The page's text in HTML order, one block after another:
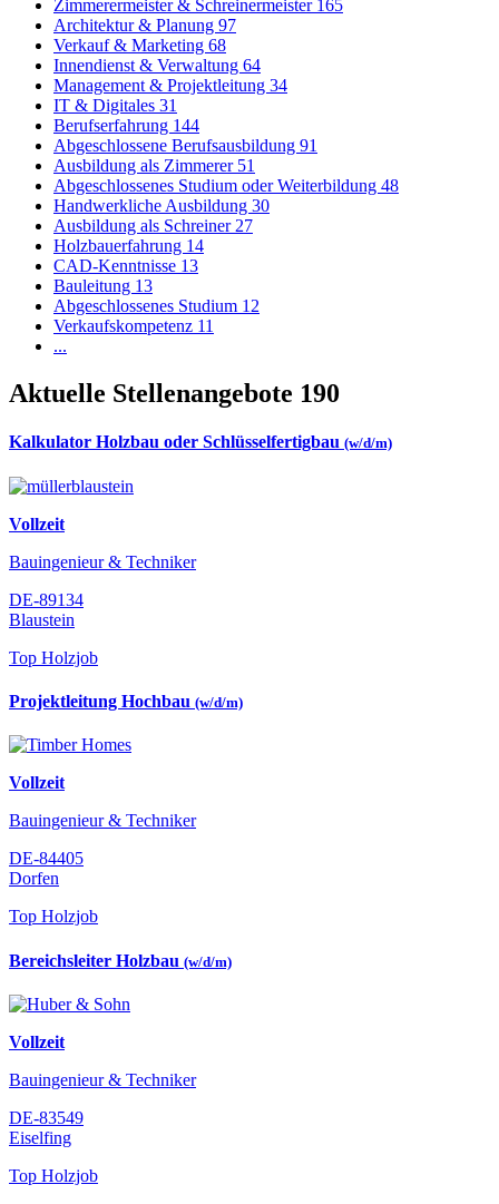
Zimmerermeister & Schreinermeister 165
Architektur & Planung 97
Verkauf & Marketing 68
Innendienst & Verwaltung 64
Management & Projektleitung 34
IT & Digitales 31
Berufserfahrung 144
Abgeschlossene Berufsausbildung 91
Ausbildung als Zimmerer 51
Abgeschlossenes Studium oder Weiterbildung 48
Handwerkliche Ausbildung 30
Ausbildung als Schreiner 27
Holzbauerfahrung 14
CAD-Kenntnisse 13
Bauleitung 13
Abgeschlossenes Studium 12
Verkaufskompetenz 11
...
Aktuelle Stellenangebote 190
Kalkulator Holzbau oder Schlüsselfertigbau (w/d/m)
Vollzeit
Bauingenieur & Techniker
DE-89134
Blaustein
Top Holzjob
Projektleitung Hochbau (w/d/m)
Vollzeit
Bauingenieur & Techniker
DE-84405
Dorfen
Top Holzjob
Bereichsleiter Holzbau (w/d/m)
Vollzeit
Bauingenieur & Techniker
DE-83549
Eiselfing
Top Holzjob